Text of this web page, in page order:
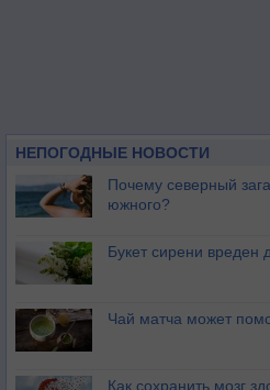
НЕПОГОДНЫЕ НОВОСТИ
Почему северный
южного?
Букет сирени вреден
Чай матча может
Как сохранить мозг